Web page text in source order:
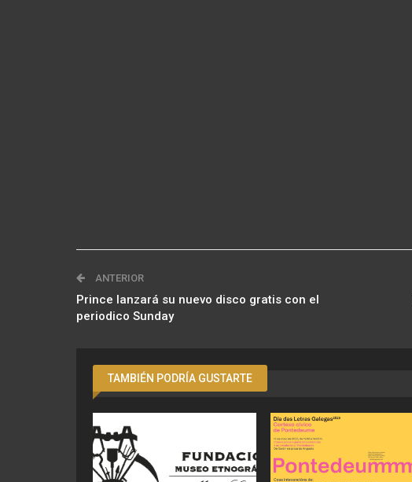
ANTERIOR
Prince lanzará su nuevo disco gratis con el
periodico Sunday
TAMBIÉN PODRÍA GUSTARTE